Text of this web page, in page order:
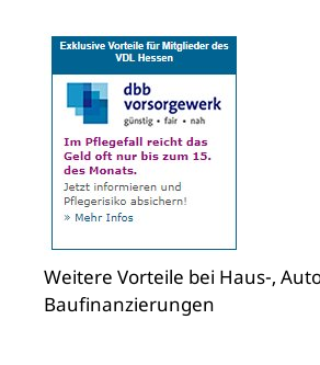
Weitere Vorteile bei Haus-,
Baufinanzierungen